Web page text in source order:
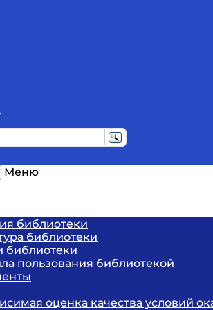
Меню
библиотеки
библиотеки
библиотеки
пользования библиотекой
оценка качества условий